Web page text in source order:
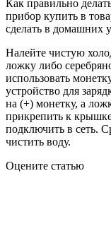
Как правильно
прибор купить в
сделать в домашних
Налейте чистую
ложку либо
использовать
устройство для
на (+) монетку, а
прикрепить к
подключить в сеть.
чистить воду.
Оцените статью